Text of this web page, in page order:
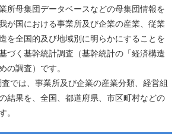
所母集団データベースなどの母集団情報を
が国における事業所及び企業の産業、従業
を全国的及び地域別に明らかにすることを
づく基幹統計調査（基幹統計の「経済構造
の調査）です。
では、事業所及び企業の産業分類、経営組
結果を、全国、都道府県、市区町村などの
。